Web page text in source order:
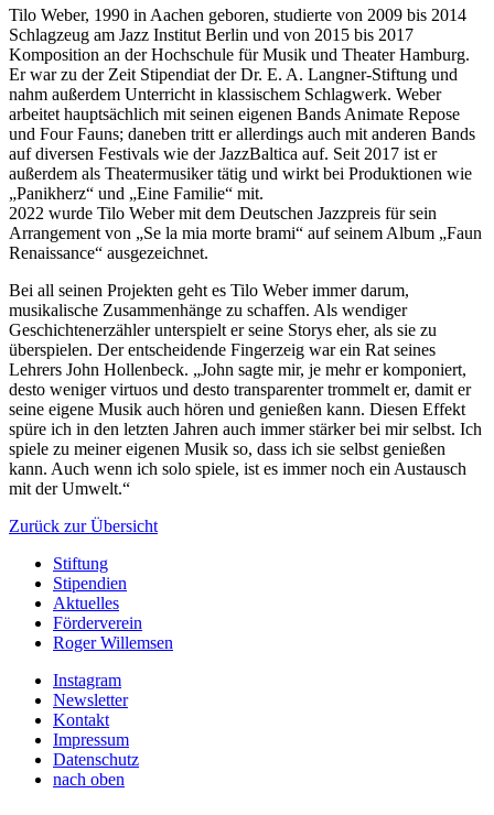
Tilo Weber, 1990 in Aachen geboren, studierte von 2009 bis 2014
Schlagzeug am Jazz Institut Berlin und von 2015 bis 2017
Komposition an der Hochschule für Musik und Theater Hamburg.
Er war zu der Zeit Stipendiat der Dr. E. A. Langner-Stiftung und
nahm außerdem Unterricht in klassischem Schlagwerk. Weber
arbeitet hauptsächlich mit seinen eigenen Bands Animate Repose
und Four Fauns; daneben tritt er allerdings auch mit anderen Bands
auf diversen Festivals wie der JazzBaltica auf. Seit 2017 ist er
außerdem als Theatermusiker tätig und wirkt bei Produktionen wie
„Panikherz“ und „Eine Familie“ mit.
2022 wurde Tilo Weber mit dem Deutschen Jazzpreis für sein
Arrangement von „Se la mia morte brami“ auf seinem Album „Faun
Renaissance“ ausgezeichnet.
Bei all seinen Projekten geht es Tilo Weber immer darum,
musikalische Zusammenhänge zu schaffen. Als wendiger
Geschichtenerzähler unterspielt er seine Storys eher, als sie zu
überspielen. Der entscheidende Fingerzeig war ein Rat seines
Lehrers John Hollenbeck. „John sagte mir, je mehr er komponiert,
desto weniger virtuos und desto transparenter trommelt er, damit er
seine eigene Musik auch hören und genießen kann. Diesen Effekt
spüre ich in den letzten Jahren auch immer stärker bei mir selbst. Ich
spiele zu meiner eigenen Musik so, dass ich sie selbst genießen
kann. Auch wenn ich solo spiele, ist es immer noch ein Austausch
mit der Umwelt.“
Zurück zur Übersicht
Stiftung
Stipendien
Aktuelles
Förderverein
Roger Willemsen
Instagram
Newsletter
Kontakt
Impressum
Datenschutz
nach oben